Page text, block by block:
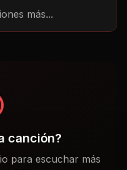
más...
canción?
para escuchar más